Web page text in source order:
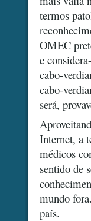
termos
OMEC
e
cabo-
cabo-
será,
Internet, a
médicos
sentido de
mundo
país.